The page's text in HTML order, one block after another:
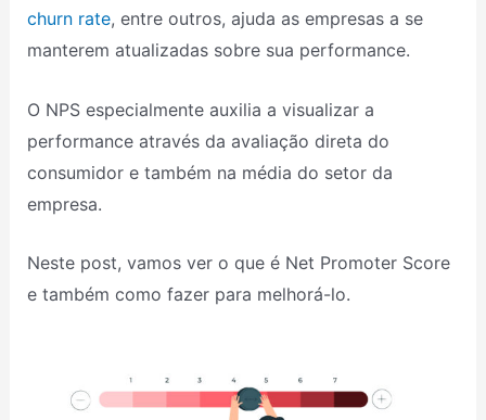
churn rate, entre outros, ajuda as empresas a se
manterem atualizadas sobre sua performance.
O NPS especialmente auxilia a visualizar a
performance através da avaliação direta do
consumidor e também na média do setor da
empresa.
Neste post, vamos ver o que é Net Promoter Score
e também como fazer para melhorá-lo.